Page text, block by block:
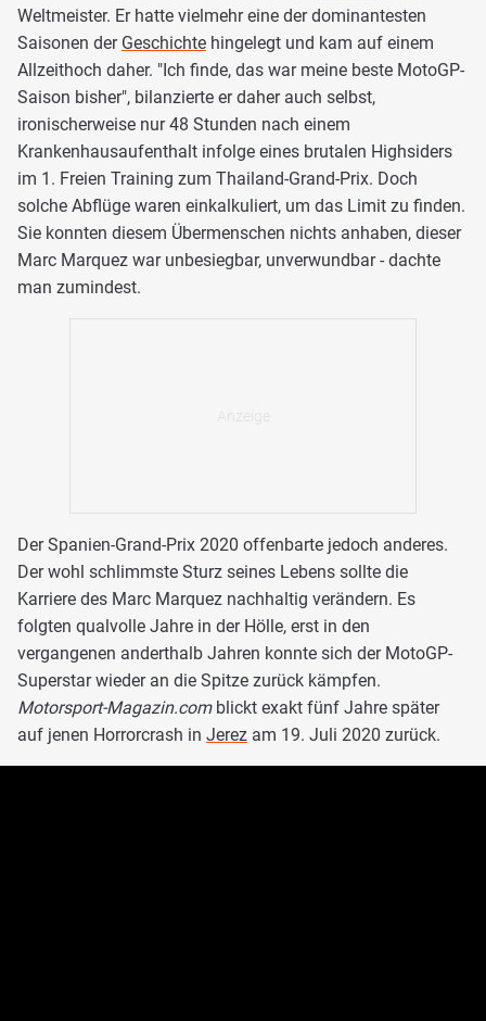
Weltmeister. Er hatte vielmehr eine der dominantesten
Saisonen der Geschichte hingelegt und kam auf einem
Allzeithoch daher. "Ich finde, das war meine beste MotoGP-
Saison bisher", bilanzierte er daher auch selbst,
ironischerweise nur 48 Stunden nach einem
Krankenhausaufenthalt infolge eines brutalen Highsiders
im 1. Freien Training zum Thailand-Grand-Prix. Doch
solche Abflüge waren einkalkuliert, um das Limit zu finden.
Sie konnten diesem Übermenschen nichts anhaben, dieser
Marc Marquez war unbesiegbar, unverwundbar - dachte
man zumindest.
Der Spanien-Grand-Prix 2020 offenbarte jedoch anderes.
Der wohl schlimmste Sturz seines Lebens sollte die
Karriere des Marc Marquez nachhaltig verändern. Es
folgten qualvolle Jahre in der Hölle, erst in den
vergangenen anderthalb Jahren konnte sich der MotoGP-
Superstar wieder an die Spitze zurück kämpfen.
Motorsport-Magazin.com blickt exakt fünf Jahre später
auf jenen Horrorcrash in Jerez am 19. Juli 2020 zurück.